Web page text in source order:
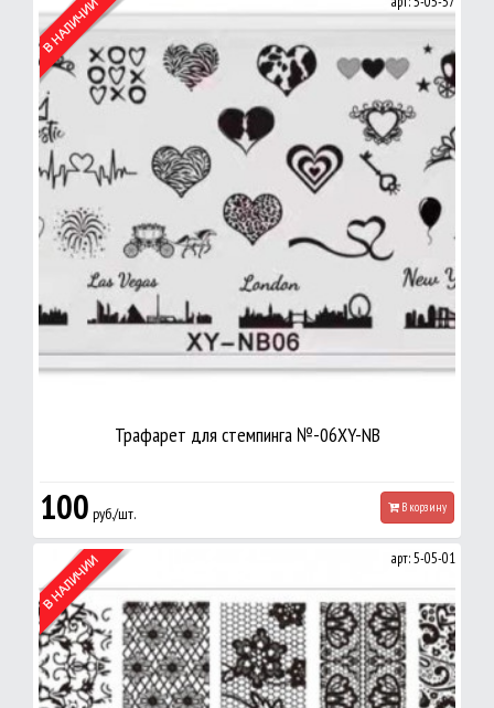
Трафарет для стемпинга №-06XY-NB
100 руб./шт. В корзину
арт: 5-05-01